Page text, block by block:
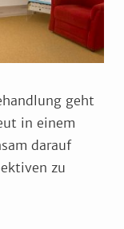
geht
in einem
darauf
zu